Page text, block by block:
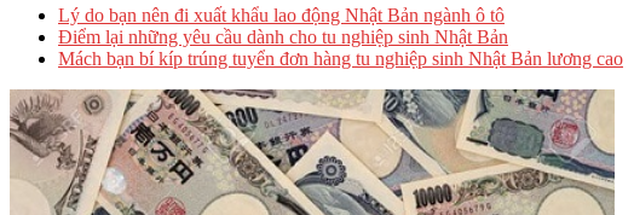
Lý do bạn nên đi xuất khẩu lao động Nhật Bản ngành ô tô
Điểm lại những yêu cầu dành cho tu nghiệp sinh Nhật Bản
Mách bạn bí kíp trúng tuyển đơn hàng tu nghiệp sinh Nhật Bản lương cao